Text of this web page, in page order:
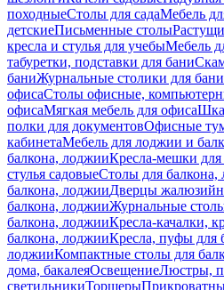
походныеСтолы для садаМебель
детскиеПисьменные столы
кресла и стулья для учебыМебель
табуретки, подставки для бани
баниЖурнальные столики для бани
офисаСтолы офисные,
офисаМягкая мебель для офиса
полки для документовОфисные
кабинетаМебель для лоджии и
балкона, лоджииКресла-мешки для
стулья садовыеСтолы для балкона,
балкона, лоджииДверцы
балкона, лоджииЖурнальные
балкона, лоджииКресла-качалки,
балкона, лоджииКресла, пуфы для
лоджииКомпактные столы для
дома, бакалеяОсвещениеЛюстры,
светильникиТоршеры